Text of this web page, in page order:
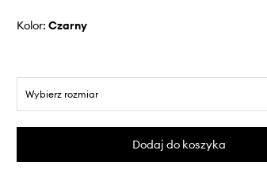
Kolor: czarny
Wybierz rozmiar
Dodaj do koszyka